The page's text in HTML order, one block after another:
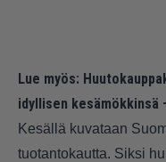
Lue myös:
idyllisen kesämökkinsä
Kesällä kuvataan
tuotantokautta. Siksi